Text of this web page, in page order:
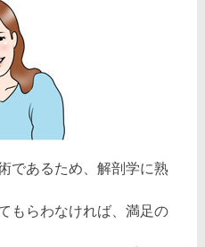
であるため、解剖学に熟
もらわなければ、満足の